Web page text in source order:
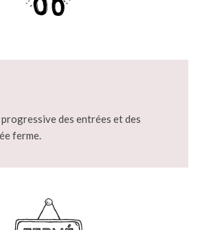
progressive des entrées et des
ferme.